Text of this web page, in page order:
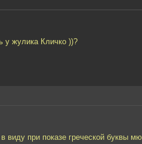
у жулика Кличко ))?
при показе греческой буквы